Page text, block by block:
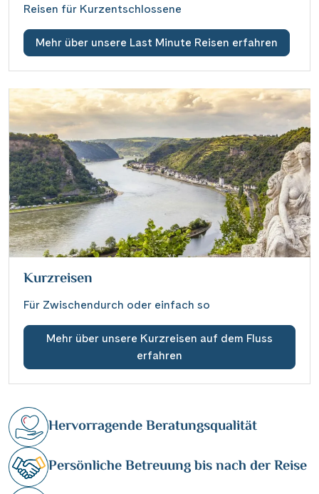
Reisen für Kurzentschlossene
Mehr über unsere Last Minute Reisen erfahren
Kurzreisen
Für Zwischendurch oder einfach so
Mehr über unsere Kurzreisen auf dem Fluss
erfahren
Hervorragende Beratungsqualität
Persönliche Betreuung bis nach der Reise